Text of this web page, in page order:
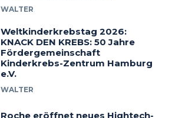
WALTER
Weltkinderkrebstag 2026:
KNACK DEN KREBS: 50 Jahre
Fördergemeinschaft
Kinderkrebs-Zentrum Hamburg
e.V.
WALTER
Roche eröffnet neues Hightech-